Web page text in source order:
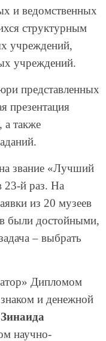
и ведомственных
структурным
учреждений,
учреждений.
представленных
презентация
а также
звание «Лучший
23-й раз. На
из 20 музеев
были достойными,
– выбрать
Дипломом
и денежной
научно-